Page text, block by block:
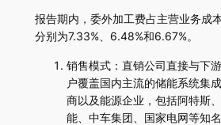
报告期内，委外加工费占主营业务成
分别为7.33%、6.48%和6.67%。
销售模式：直销公司直接与下
户覆盖国内主流的储能系统集
商以及能源企业，包括阿特斯
能、中车集团、国家电网等知